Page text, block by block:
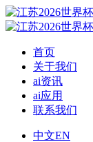
首页
关于我们
ai资讯
ai应用
联系我们
中文EN